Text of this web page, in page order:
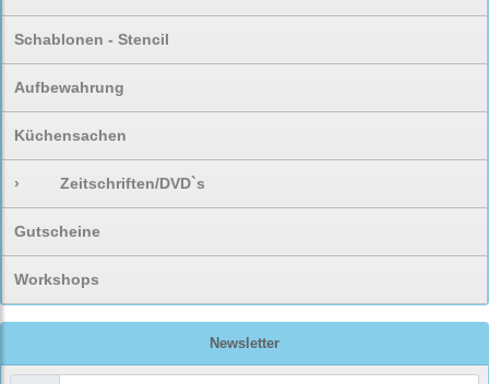
Schablonen - Stencil
Aufbewahrung
Küchensachen
› Zeitschriften/DVD`s
Gutscheine
Workshops
Newsletter